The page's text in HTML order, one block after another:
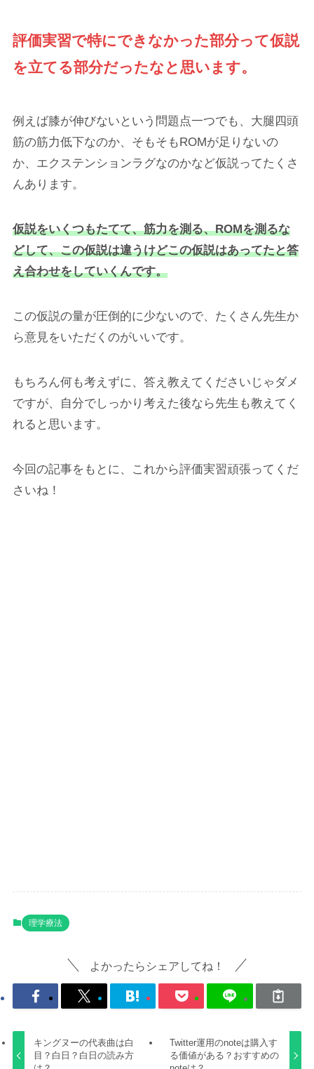
評価実習で特にできなかった部分って仮説
を立てる部分だったなと思います。
例えば膝が伸びないという問題点一つでも、大腿四頭
筋の筋力低下なのか、そもそもROMが足りないの
か、エクステンションラグなのかなど仮説ってたくさ
んあります。
仮説をいくつもたてて、筋力を測る、ROMを測るな
どして、この仮説は違うけどこの仮説はあってたと答
え合わせをしていくんです。
この仮説の量が圧倒的に少ないので、たくさん先生か
ら意見をいただくのがいいです。
もちろん何も考えずに、答え教えてくださいじゃダメ
ですが、自分でしっかり考えた後なら先生も教えてく
れると思います。
今回の記事をもとに、これから評価実習頑張ってくだ
さいね！
理学療法
よかったらシェアしてね！
キングヌーの代表曲は白
目？白日？白日の読み方
Twitter運用のnoteは購入す
る価値がある？おすすめの